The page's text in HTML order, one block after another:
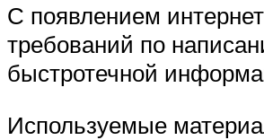
С появлением
требований по
быстротечной
Используемые